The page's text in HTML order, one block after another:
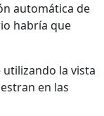
automática de
habría que
la vista
en las